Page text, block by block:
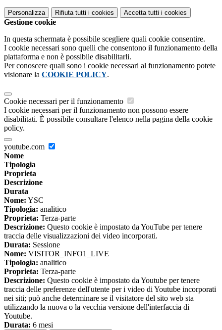
Personalizza Rifiuta tutti i cookies Accetta tutti i cookies
Gestione cookie
In questa schermata è possibile scegliere quali cookie consentire.
I cookie necessari sono quelli che consentono il funzionamento della
piattaforma e non è possibile disabilitarli.
Per conoscere quali sono i cookie necessari al funzionamento potete
visionare la COOKIE POLICY.
Cookie necessari per il funzionamento
I cookie necessari per il funzionamento non possono essere
disabilitati. È possibile consultare l'elenco nella pagina della cookie
policy.
youtube.com
Nome
Tipologia
Proprieta
Descrizione
Durata
Nome: YSC
Tipologia: analitico
Proprieta: Terza-parte
Descrizione: Questo cookie è impostato da YouTube per tenere
traccia delle visualizzazioni dei video incorporati.
Durata: Sessione
Nome: VISITOR_INFO1_LIVE
Tipologia: analitico
Proprieta: Terza-parte
Descrizione: Questo cookie è impostato da Youtube per tenere
traccia delle preferenze dell'utente per i video di Youtube incorporati
nei siti; può anche determinare se il visitatore del sito web sta
utilizzando la nuova o la vecchia versione dell'interfaccia di
Youtube.
Durata: 6 mesi